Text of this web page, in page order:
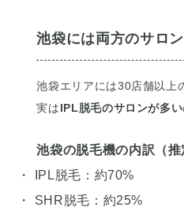
池袋には両方のサロ
池袋エリアには30店舗以上
実はIPL脱毛のサロンが多い
池袋の脱毛機の内訳（推
・ IPL脱毛：約70%
・ SHR脱毛：約25%